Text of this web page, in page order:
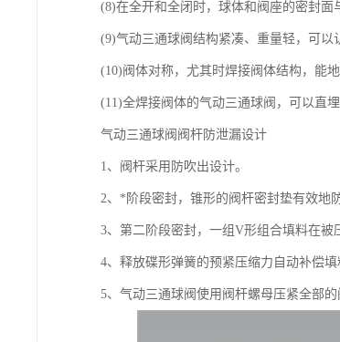
(8)在全开和全闭时，球体和阀座的密封面
(9)气动三通球阀结构紧凑、重量轻，可以
(10)阀体对称，尤其时焊接阀体结构，能
(11)全焊接阀体的气动三通球阀，可以直
气动三通球阀阀杆防泄漏设计
1、阀杆采用防吹出设计。
2、*阶段密封，锥形的阀杆密封垫有效地
3、第二阶段密封，一组V形组合填料在被
4、释放碟形弹簧的预紧压缩力自动补偿填
5、气动三通球阀使用阀杆螺母压紧全部的